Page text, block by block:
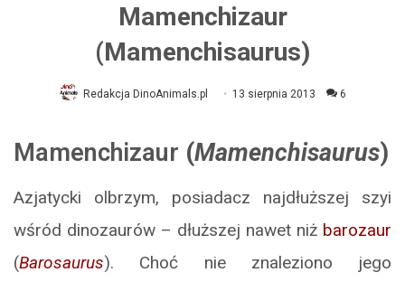
Mamenchizaur
(Mamenchisaurus)
Redakcja DinoAnimals.pl 13 sierpnia 2013 6
Mamenchizaur (Mamenchisaurus)
Azjatycki olbrzym, posiadacz najdłuższej szyi
wśród dinozaurów – dłuższej nawet niż barozaur
(Barosaurus). Choć nie znaleziono jego